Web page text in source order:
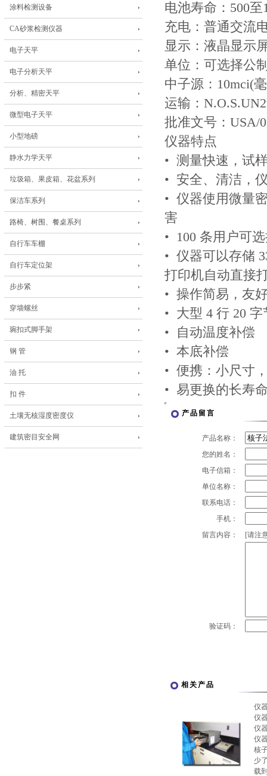
涂料检测设备
CA砂浆检测仪器
电子天平
电子分析天平
分析、精密天平
微型电子天平
小型地磅
静水力学天平
垃圾箱、果皮箱、花盆系列
保洁车系列
路椅、树围、餐桌系列
自行车车棚
自行车定位架
步步紧
穿墙螺丝
琬扣式脚手架
钢 管
油 托
扣 件
土壤无核湿度密度仪
建筑密目安全网
电池寿命：500
充电：普通交流
显示：液晶显示
单位：可选择公
中子源：10mci(
运输：
批准文号：USA/
仪器特点
• 测量快速，试
• 安全、清洁，
• 仪器使用微量
害
• 100 条用户可
• 仪器可以存储
打印机自动直接
• 操作简易，友
• 大型 4 行 20
• 自动温度补偿
• 本底补偿
• 便携：小尺寸
• 易更换的长寿
产品留言
产品名称：
您的姓名：
电子信箱：
单位名称：
联系电话：
手机：
留言内容：
[请注
验证码：
相关产品
仪
仪
仪
仪
核
少
载